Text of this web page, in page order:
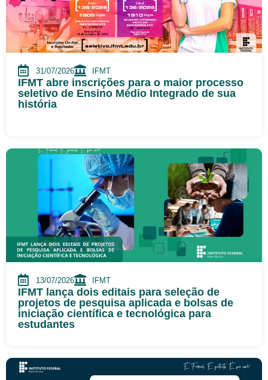
31/07/2026 IFMT
IFMT abre inscrições para o maior processo
seletivo de Ensino Médio Integrado de sua
história
13/07/2026 IFMT
IFMT lança dois editais para seleção de
projetos de pesquisa aplicada e bolsas de
iniciação científica e tecnológica para
estudantes